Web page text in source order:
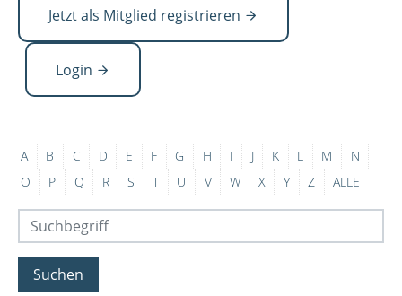
Jetzt als Mitglied registrieren
Login
A B C D E F G H I J K L M
N
O
P Q R S T U V W X Y Z ALLE
Suchen